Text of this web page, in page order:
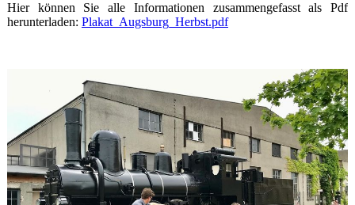
Hier können Sie alle Informationen zusammengefasst als Pdf
herunterladen: Plakat_Augsburg_Herbst.pdf